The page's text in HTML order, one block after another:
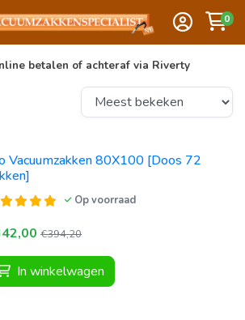
0
betalen of achteraf via Riverty
Vacuumzakken 80X100 [Doos 72
Op voorraad
€394,20
In winkelwagen